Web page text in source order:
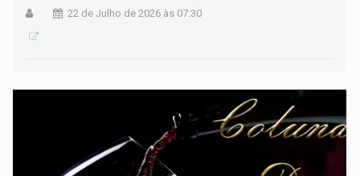
22 de Julho de 2026 às 07:30